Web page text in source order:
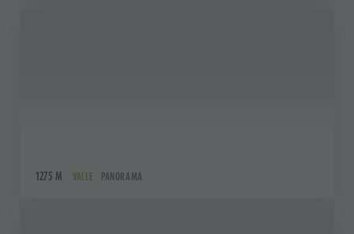
1275 M VALLE PANORAMA